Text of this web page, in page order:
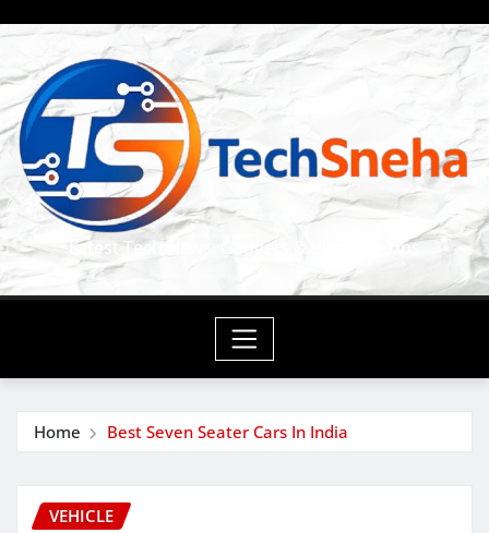
Latest Tech News, Gadgets & Blogging Tips
Home Best Seven Seater Cars In India
VEHICLE